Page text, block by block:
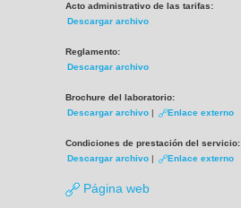
Acto administrativo de las tarifas:
Descargar archivo
Reglamento:
Descargar archivo
Brochure del laboratorio:
Descargar archivo | Enlace externo
Condiciones de prestación del servicio:
Descargar archivo | Enlace externo
Página web